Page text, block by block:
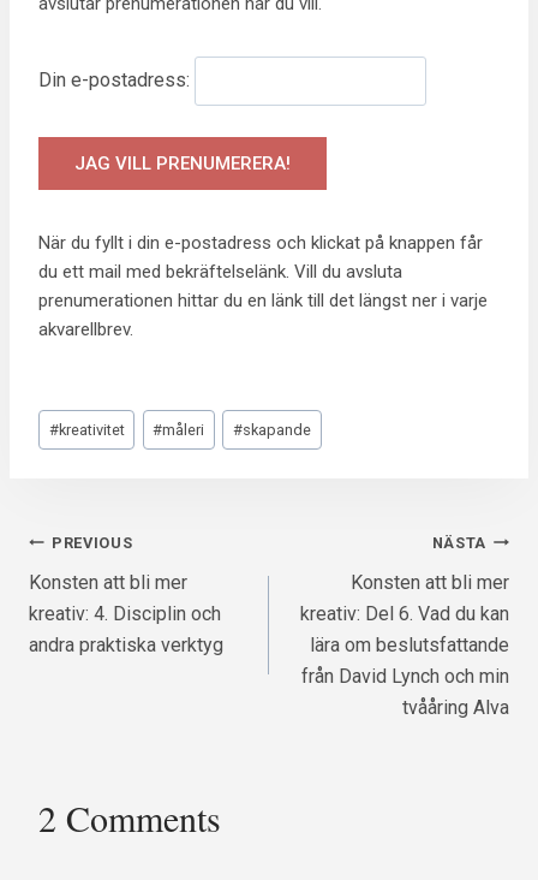
Din e-postadress:
När du fyllt i din e-postadress och klickat på knappen får
du ett mail med bekräftelselänk. Vill du avsluta
prenumerationen hittar du en länk till det längst ner i varje
akvarellbrev.
Post
Tags:
#kreativitet #måleri #skapande
Inläggsnavigering
PREVIOUS
Konsten att bli mer
kreativ: 4. Disciplin och
andra praktiska verktyg
NÄSTA
Konsten att bli mer
kreativ: Del 6. Vad du kan
lära om beslutsfattande
från David Lynch och min
tvååring Alva
2 Comments